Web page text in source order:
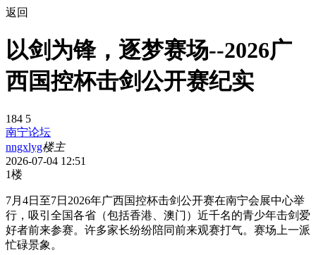
返回
以剑为锋，逐梦赛场--2026广
西国控杯击剑公开赛纪实
184 5
南宁论坛
nngxlyg楼主
2026-07-04 12:51
1楼
7月4日至7日2026年广西国控杯击剑公开赛在南宁会展中心举
行，吸引全国各省（包括香港、澳门）近千名的青少年击剑爱
好者前来参赛。许多家长纷纷陪同前来观赛打气。赛场上一派
忙碌景象。